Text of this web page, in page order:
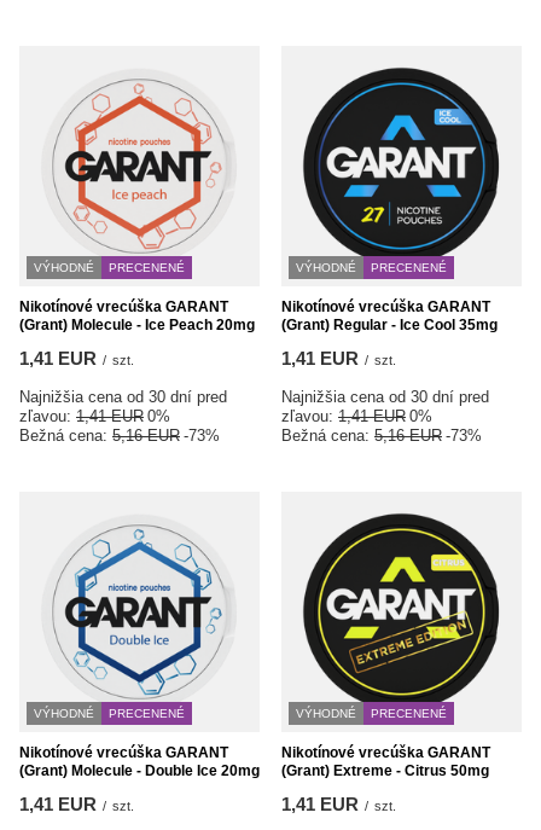
VÝHODNÉ PRECENENÉ
Nikotínové vrecúška GARANT
(Grant) Molecule - Ice Peach 20mg
1,41 EUR / szt.
Najnižšia cena od 30 dní pred
zľavou: 1,41 EUR 0%
Bežná cena: 5,16 EUR -73%
VÝHODNÉ PRECENENÉ
Nikotínové vrecúška GARANT
(Grant) Regular - Ice Cool 35mg
1,41 EUR / szt.
Najnižšia cena od 30 dní pred
zľavou: 1,41 EUR 0%
Bežná cena: 5,16 EUR -73%
VÝHODNÉ PRECENENÉ
Nikotínové vrecúška GARANT
(Grant) Molecule - Double Ice 20mg
1,41 EUR / szt.
VÝHODNÉ PRECENENÉ
Nikotínové vrecúška GARANT
(Grant) Extreme - Citrus 50mg
1,41 EUR / szt.